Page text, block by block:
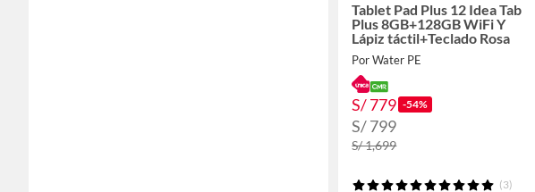
Tablet Pad Plus 12 Idea Tab
Plus 8GB+128GB WiFi Y
Lápiz táctil+Teclado Rosa
Por Water PE
S/ 779 -54%
S/ 799
S/ 1,699
(3)